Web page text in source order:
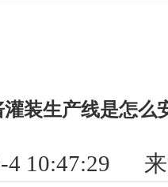
装生产线是怎么
4 10:47:29